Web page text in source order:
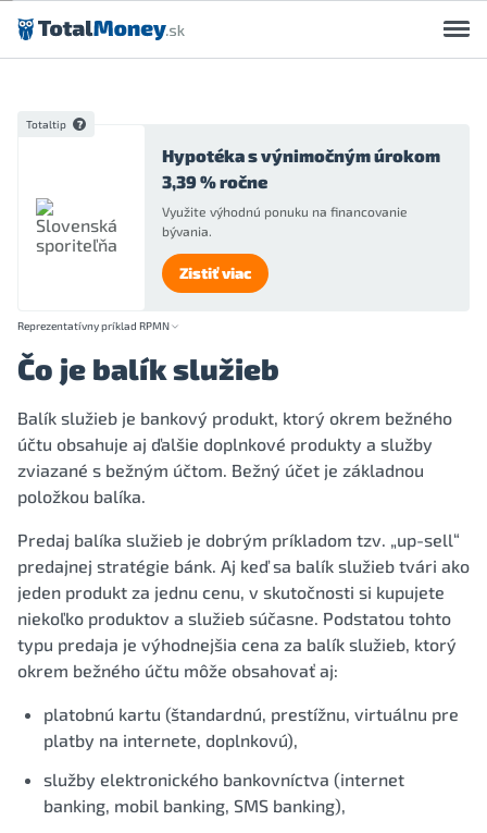
Preskočiť na obsah
Totaltip
Hypotéka s výnimočným úrokom
3,39 % ročne
Využite výhodnú ponuku na financovanie
bývania.
Zistiť viac
Reprezentatívny príklad RPMN
Čo je balík služieb
Balík služieb je bankový produkt, ktorý okrem bežného
účtu obsahuje aj ďalšie doplnkové produkty a služby
zviazané s bežným účtom. Bežný účet je základnou
položkou balíka.
Predaj balíka služieb je dobrým príkladom tzv. „up-sell“
predajnej stratégie bánk. Aj keď sa balík služieb tvári ako
jeden produkt za jednu cenu, v skutočnosti si kupujete
niekoľko produktov a služieb súčasne. Podstatou tohto
typu predaja je výhodnejšia cena za balík služieb, ktorý
okrem bežného účtu môže obsahovať aj:
platobnú kartu (štandardnú, prestížnu, virtuálnu pre
platby na internete, doplnkovú),
služby elektronického bankovníctva (internet
banking, mobil banking, SMS banking),